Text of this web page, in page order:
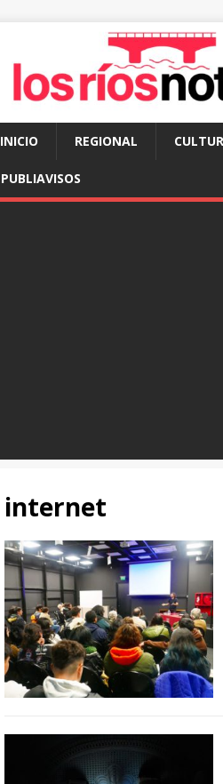
INICIO REGIONAL
PUBLIAVISOS
internet